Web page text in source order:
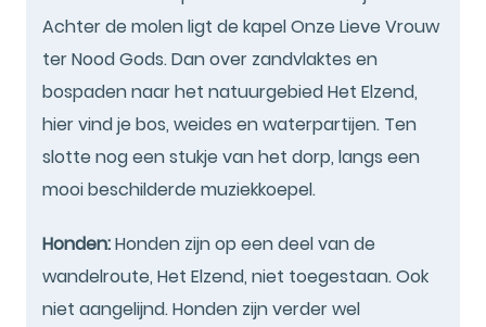
Achter de molen ligt de kapel Onze Lieve Vrouw
ter Nood Gods. Dan over zandvlaktes en
bospaden naar het natuurgebied Het Elzend,
hier vind je bos, weides en waterpartijen. Ten
slotte nog een stukje van het dorp, langs een
mooi beschilderde muziekkoepel.
Honden:Honden zijn op een deel van de
wandelroute, Het Elzend, niet toegestaan. Ook
niet aangelijnd. Honden zijn verder wel